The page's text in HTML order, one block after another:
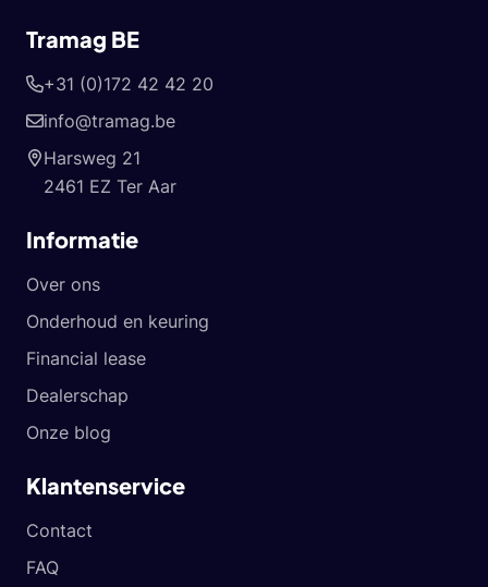
Tramag BE
+31 (0)172 42 42 20
info@tramag.be
Harsweg 21
2461 EZ Ter Aar
Informatie
Over ons
Onderhoud en keuring
Financial lease
Dealerschap
Onze blog
Klantenservice
Contact
FAQ